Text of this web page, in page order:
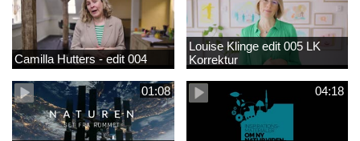
Camilla Hutters - edit 004
Louise Klinge edit 005 LK
Korrektur
01:08 04:18